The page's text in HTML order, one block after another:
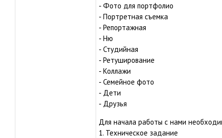
- Фото для портфолио
- Портретная съемка
- Репортажная
- Ню
- Студийная
- Ретуширование
- Коллажи
- Семейное фото
- Дети
- Друзья
Для начала работы с нами
1. Техническое задание